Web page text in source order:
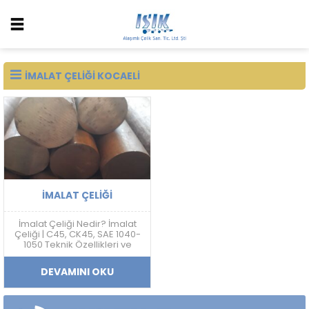
IMALAT ÇELIĞI KOCAELI
İMALAT ÇELIĞI
İmalat Çeliği Nedir? İmalat
Çeliği | C45, CK45, SAE 1040-
1050 Teknik Özellikleri ve
Fiyatları İmalat çeliği; makine,
otomotiv, savunma sanayi,
kalıp ve mekanik sistem
üretimlerinde yaygın
kullanılan karbon esaslı
DEVAMINI OKU